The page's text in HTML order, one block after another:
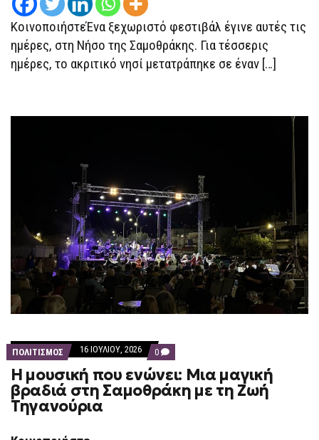
ΚοινοποιήστεΈνα ξεχωριστό φεστιβάλ έγινε αυτές τις
ημέρες, στη Νήσο της Σαμοθράκης. Για τέσσερις
ημέρες, το ακριτικό νησί μετατράπηκε σε έναν […]
ΠΟΛΙΤΙΣΜΟΣ 16 ΙΟΥΛΊΟΥ, 2026 0 COMMENTS
ON
Η
ΜΟΥΣΙΚΉ
ΠΟΥ
Η μουσική που ενώνει: Μια μαγική
βραδιά στη Σαμοθράκη με τη Ζωή
Τηγανούρια